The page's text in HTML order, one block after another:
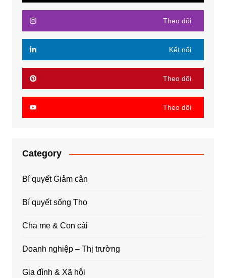
Theo dõi
Kết nối
Theo dõi
Theo dõi
Category
Bí quyết Giảm cân
Bí quyết sống Thọ
Cha mẹ & Con cái
Doanh nghiệp – Thị trường
Gia đình & Xã hội